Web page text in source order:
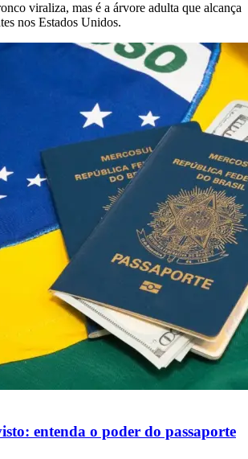
viraliza, mas é a árvore adulta que alcança
nos Estados Unidos.
entenda o poder do passaporte